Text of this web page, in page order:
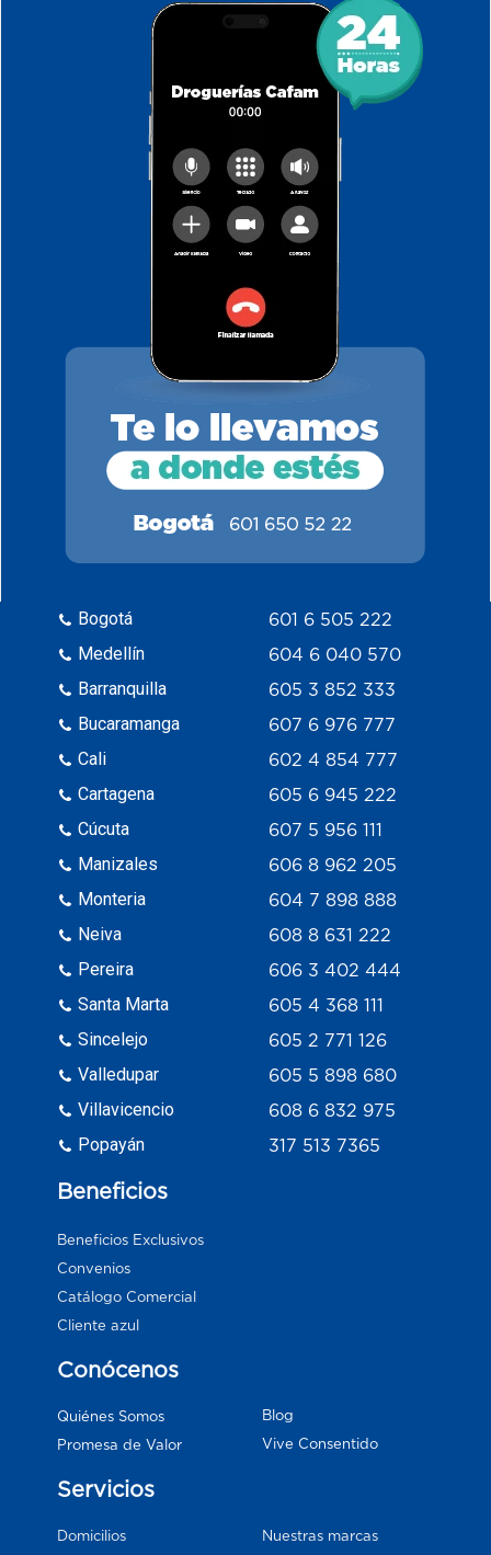
Bogotá
Medellín
Barranquilla
Bucaramanga
Cali
Cartagena
Cúcuta
Manizales
Monteria
Neiva
Pereira
Santa Marta
Sincelejo
Valledupar
Villavicencio
Popayán
601 6 505 222
604 6 040 570
605 3 852 333
607 6 976 777
602 4 854 777
605 6 945 222
607 5 956 111
606 8 962 205
604 7 898 888
608 8 631 222
606 3 402 444
605 4 368 111
605 2 771 126
605 5 898 680
608 6 832 975
317 513 7365
Beneficios
Beneficios Exclusivos
Convenios
Catálogo Comercial
Cliente azul
Conócenos
Quiénes Somos
Promesa de Valor
Blog
Vive Consentido
Servicios
Domicilios
Nuestras marcas